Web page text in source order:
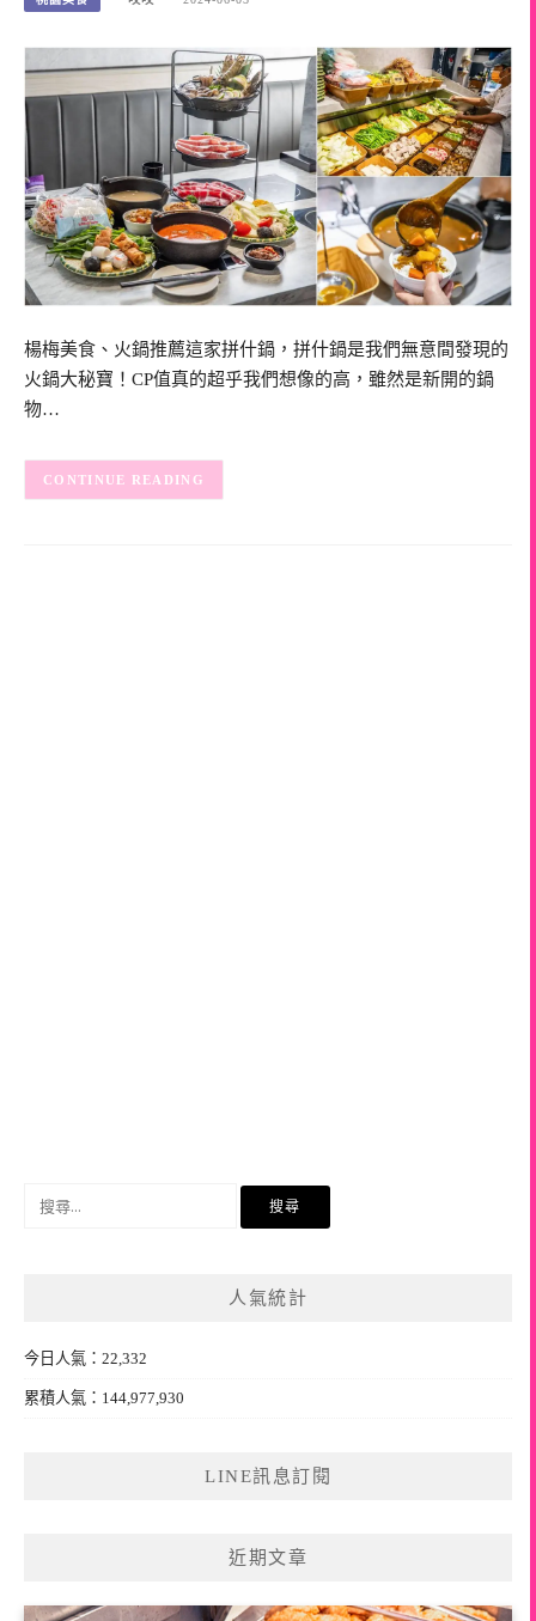
楊梅美食、火鍋推薦這家拼什鍋，拼什鍋是我們無意間發現的
火鍋大秘寶！CP值真的超乎我們想像的高，雖然是新開的鍋
物…
CONTINUE READING
人氣統計
今日人氣：22,332
累積人氣：144,977,930
LINE訊息訂閱
近期文章